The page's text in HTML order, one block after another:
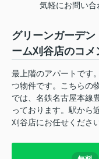
気軽にお問い合
グリーンガーデ
ーム刈谷店のコ
最上階のアパートです
つ物件です。こちらの
では、名鉄名古屋本線
っております。駅から
刈谷店にお任せください